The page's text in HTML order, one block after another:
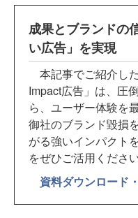
成果とブランドの
い広告」を実現
本記事でご紹介し
Impact広告」は、圧
ら、ユーザー体験を
御社のブランド毀損
がる強いインパクト
をぜひご活用ください
資料ダウンロード